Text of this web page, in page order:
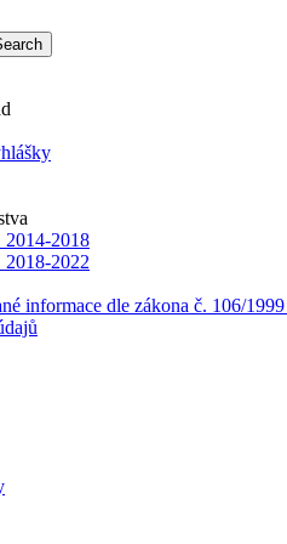
2014-2018
2018-2022
informace dle zákona č. 106/